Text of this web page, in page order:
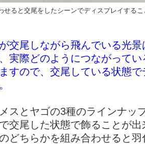
せると交尾をしたシーンでディスプレイする
交尾しながら飛んでいる光
実際どのようにつながって
すので、交尾している状態
スとヤゴの3種のラインナッ
交尾した状態で飾ることが
どちらかを組み合わせると